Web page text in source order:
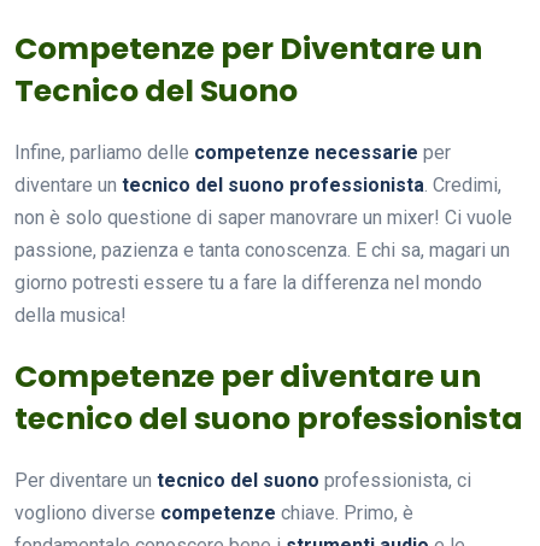
Competenze per Diventare un
Tecnico del Suono
Infine, parliamo delle competenze necessarie per
diventare un tecnico del suono professionista. Credimi,
non è solo questione di saper manovrare un mixer! Ci vuole
passione, pazienza e tanta conoscenza. E chi sa, magari un
giorno potresti essere tu a fare la differenza nel mondo
della musica!
Competenze per diventare un
tecnico del suono professionista
Per diventare un tecnico del suono professionista, ci
vogliono diverse competenze chiave. Primo, è